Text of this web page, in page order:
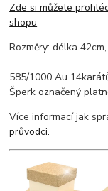
Zde si můžete
shopu
Rozměry: délka
585/1000 Au
Šperk označený
Více informací jak
průvodci.